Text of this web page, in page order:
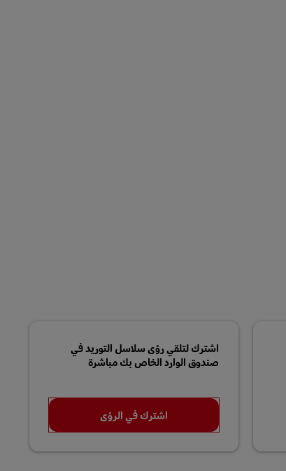
اشترك لتلقي رؤى سلاسل التوريد في
صندوق الوارد الخاص بك مباشرة
اشترك في الرؤى